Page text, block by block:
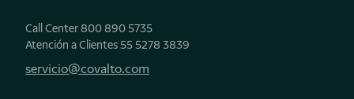
Call Center800 890 5735
Atención a Clientes ‎‎55 5278 3839‎
servicio@covalto.com